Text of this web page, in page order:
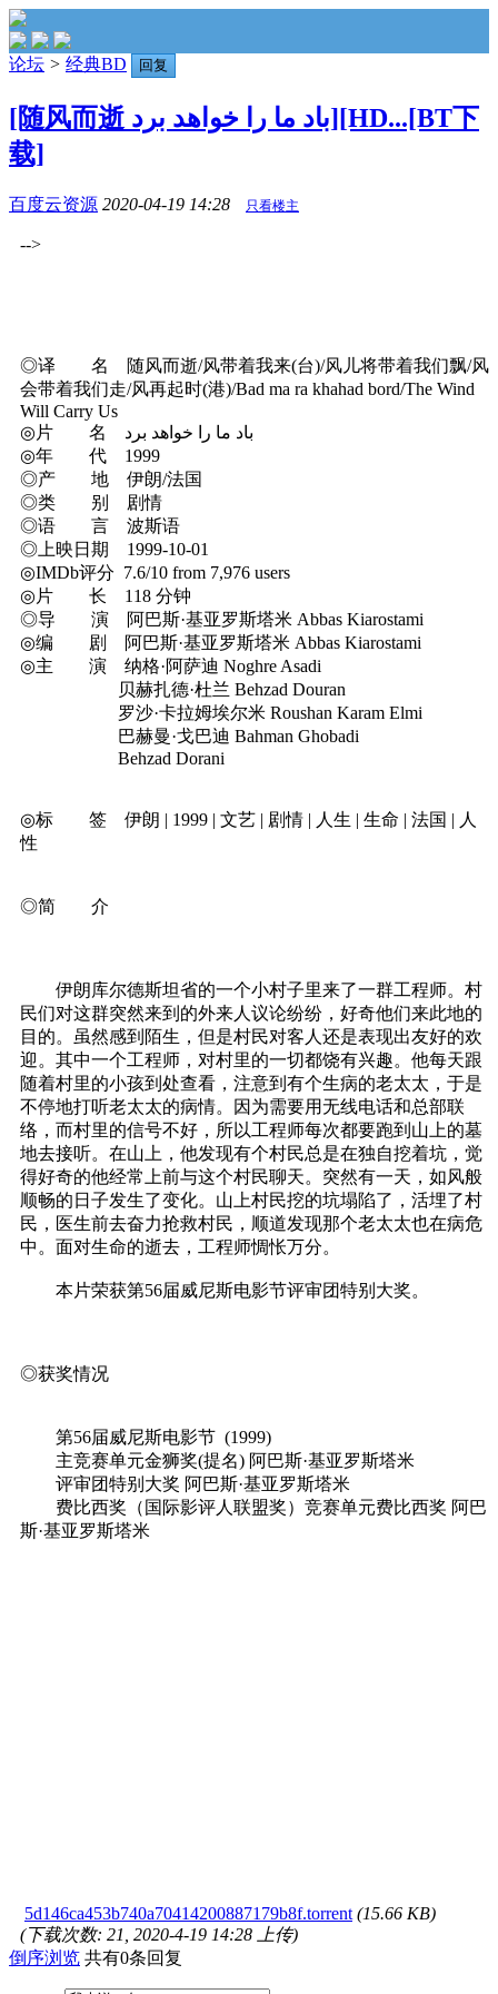
论坛 > 经典BD 回复
[随风而逝 باد ما را خواهد برد][HD...[BT下
载]
百度云资源 2020-04-19 14:28 只看楼主
-->
◎译 名 随风而逝/风带着我来(台)/风儿将带着我们飘/风
会带着我们走/风再起时(港)/Bad ma ra khahad bord/The Wind
Will Carry Us
◎片 名 باد ما را خواهد برد
◎年 代 1999
◎产 地 伊朗/法国
◎类 别 剧情
◎语 言 波斯语
◎上映日期 1999-10-01
◎IMDb评分 7.6/10 from 7,976 users
◎片 长 118 分钟
◎导 演 阿巴斯·基亚罗斯塔米 Abbas Kiarostami
◎编 剧 阿巴斯·基亚罗斯塔米 Abbas Kiarostami
◎主 演 纳格·阿萨迪 Noghre Asadi
贝赫扎德·杜兰 Behzad Douran
罗沙·卡拉姆埃尔米 Roushan Karam Elmi
巴赫曼·戈巴迪 Bahman Ghobadi
Behzad Dorani
◎标 签 伊朗 | 1999 | 文艺 | 剧情 | 人生 | 生命 | 法国 | 人
性
◎简 介
伊朗库尔德斯坦省的一个小村子里来了一群工程师。村
民们对这群突然来到的外来人议论纷纷，好奇他们来此地的
目的。虽然感到陌生，但是村民对客人还是表现出友好的欢
迎。其中一个工程师，对村里的一切都饶有兴趣。他每天跟
随着村里的小孩到处查看，注意到有个生病的老太太，于是
不停地打听老太太的病情。因为需要用无线电话和总部联
络，而村里的信号不好，所以工程师每次都要跑到山上的墓
地去接听。在山上，他发现有个村民总是在独自挖着坑，觉
得好奇的他经常上前与这个村民聊天。突然有一天，如风般
顺畅的日子发生了变化。山上村民挖的坑塌陷了，活埋了村
民，医生前去奋力抢救村民，顺道发现那个老太太也在病危
中。面对生命的逝去，工程师惆怅万分。
本片荣获第56届威尼斯电影节评审团特别大奖。
◎获奖情况
第56届威尼斯电影节 (1999)
主竞赛单元金狮奖(提名) 阿巴斯·基亚罗斯塔米
评审团特别大奖 阿巴斯·基亚罗斯塔米
费比西奖（国际影评人联盟奖）竞赛单元费比西奖 阿巴
斯·基亚罗斯塔米
5d146ca453b740a70414200887179b8f.torrent (15.66 KB)
(下载次数: 21, 2020-4-19 14:28 上传)
倒序浏览 共有0条回复